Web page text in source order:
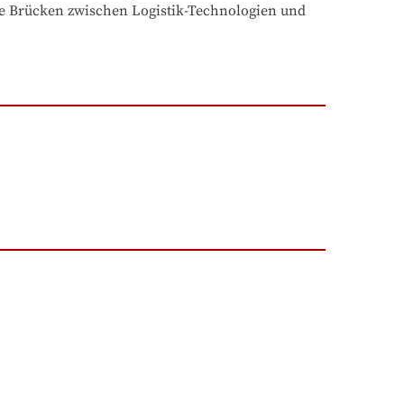
Brücken zwischen Logistik-Technologien und